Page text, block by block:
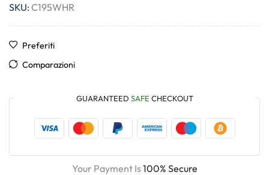
SKU:C195WHR
Preferiti
Comparazioni
GUARANTEED SAFE CHECKOUT
Your Payment Is100% Secure